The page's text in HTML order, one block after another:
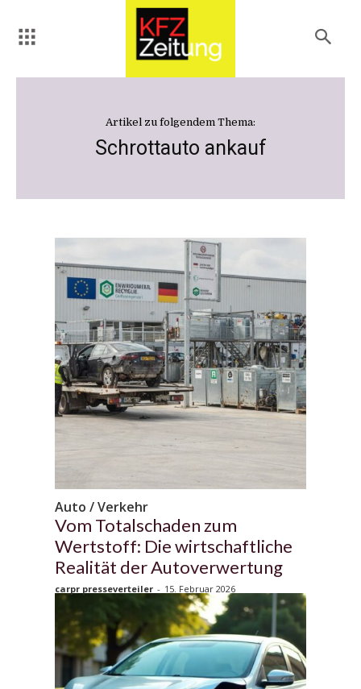
Artikel zu folgendem Thema:
Schrottauto ankauf
Auto / Verkehr
Vom Totalschaden zum
Wertstoff: Die wirtschaftliche
Realität der Autoverwertung
carpr presseverteiler - 15. Februar 2026